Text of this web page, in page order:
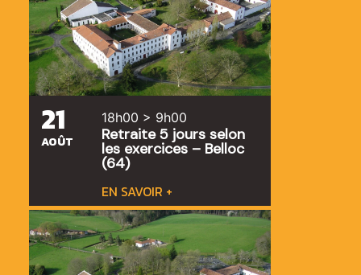
21
AOÛT
18h00 > 9h00
Retraite 5 jours selon
les exercices – Belloc
(64)
EN SAVOIR +